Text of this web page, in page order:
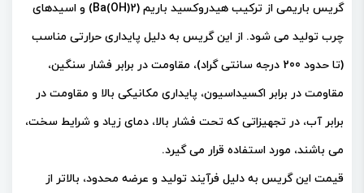
گریس باریمی از ترکیب هیدروکسید باریم (Ba(OH)2) و اسیدهای
چرب تولید می شود. از این گریس به دلیل پایداری حرارتی مناسب
(تا حدود 200 درجه سانتی گراد)، مقاومت در برابر فشار سنگین،
مقاومت در برابر اکسیداسیون، پایداری مکانیکی بالا و مقاومت در
برابر آب، در تجهیزاتی که تحت فشار بالا، دمای زیاد و شرایط سخت،
می باشند، مورد استفاده قرار می گیرد.
قیمت این گریس به دلیل فرآیند تولید و عرضه محدود، بالاتر از